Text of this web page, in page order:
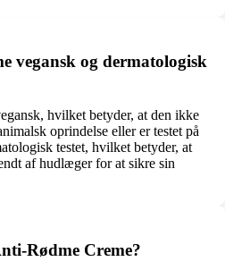
vegansk og dermatologisk
hvilket betyder, at den ikke
oprindelse eller er testet på
testet, hvilket betyder, at
af hudlæger for at sikre sin
Rødme Creme?